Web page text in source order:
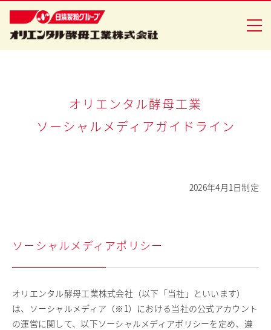
お問い合わせ
English
食品事業
オリエンタル酵母工業
ソーシャルメディアガイドライン
2026年4月1日制定
ソーシャルメディアポリシー
オリエンタル酵母工業株式会社（以下「当社」といいます）
は、ソーシャルメディア（※1）における当社の公式アカウント
の運営に関して、以下ソーシャルメディアポリシーを定め、遵